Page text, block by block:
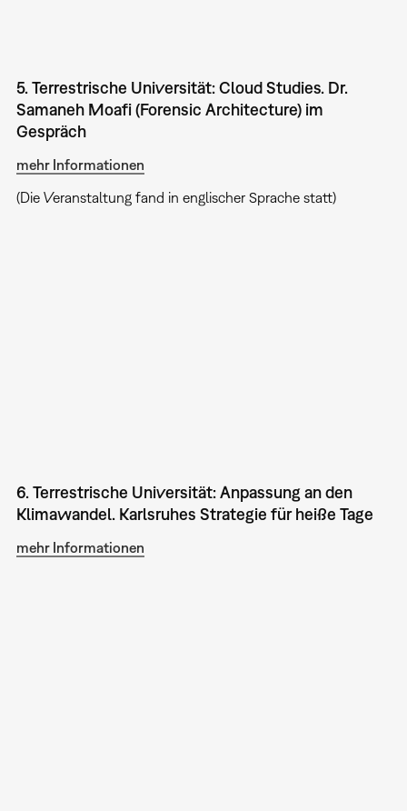
5. Terrestrische Universität: Cloud Studies. Dr.
Samaneh Moafi (Forensic Architecture) im
Gespräch
mehr Informationen
(Die Veranstaltung fand in englischer Sprache statt)
6. Terrestrische Universität: Anpassung an den
Klimawandel. Karlsruhes Strategie für heiße Tage
mehr Informationen